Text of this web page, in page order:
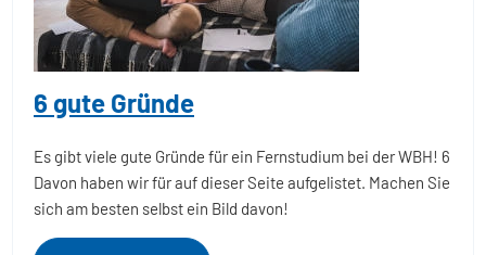
6 gute Gründe
Es gibt viele gute Gründe für ein Fernstudium bei der WBH! 6
Davon haben wir für auf dieser Seite aufgelistet. Machen Sie
sich am besten selbst ein Bild davon!